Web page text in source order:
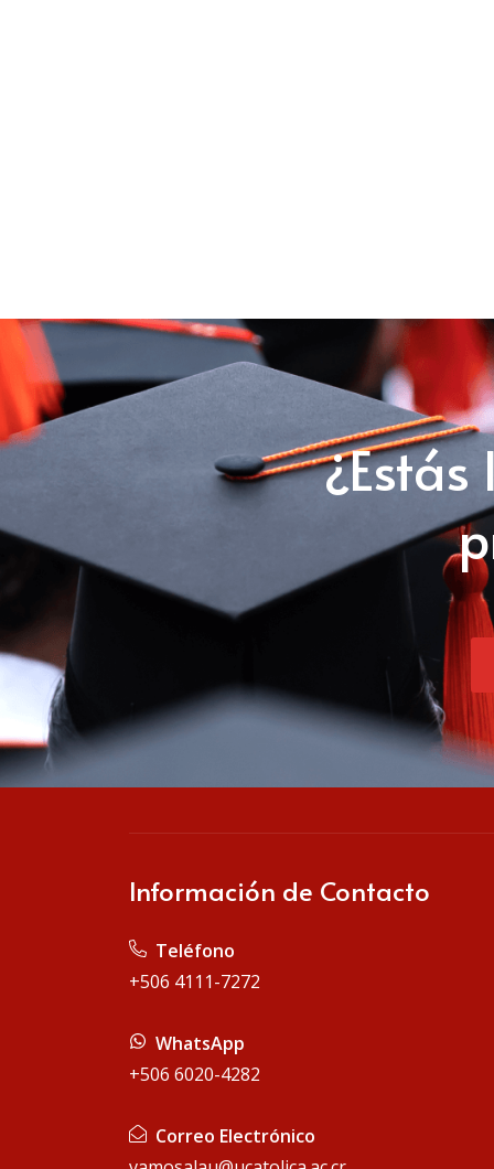
Información de Contacto
Teléfono
+506 4111-7272
WhatsApp
+506 6020-4282
Correo Electrónico